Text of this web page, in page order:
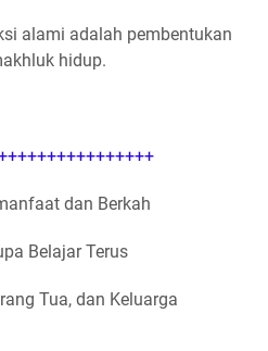
alami adalah pembentukan
hidup.
dan Berkah
Belajar Terus
Tua, dan Keluarga